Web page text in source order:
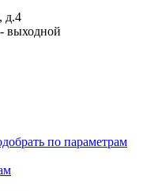
д.4
выходной
по параметрам